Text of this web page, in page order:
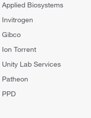
Applied Biosystems
Invitrogen
Gibco
Ion Torrent
Unity Lab Services
Patheon
PPD